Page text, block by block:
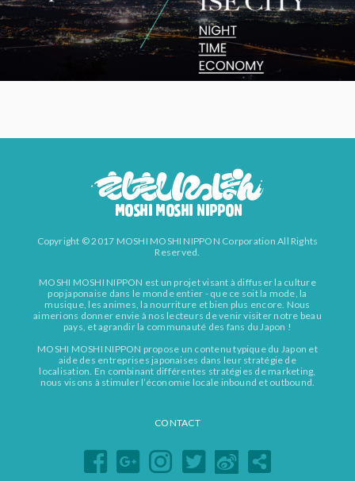
Copyright © 2017 MOSHI MOSHI NIPPON Corporation All Rights
Reserved.
MOSHI MOSHI NIPPON est un projet visant à diffuser la culture
pop japonaise dans le monde entier - que ce soit la mode, la
musique, les animes, la nourriture et bien plus encore. Nous
aimerions donner envie à nos lecteurs de venir visiter notre beau
pays, et agrandir la communauté des fans du Japon !
MOSHI MOSHI NIPPON propose un contenu typique du Japon et
aide des entreprises japonaises dans leur stratégie de
localisation. En combinant différentes stratégies de marketing,
nous visons à stimuler l’économie locale inbound et outbound.
CONTACT